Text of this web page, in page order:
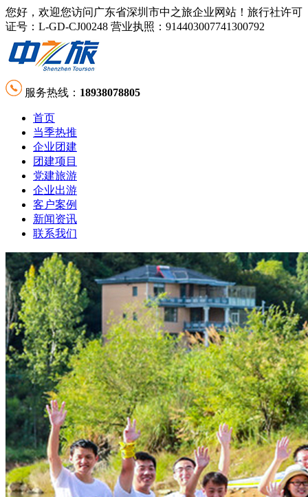
您好，欢迎您访问广东省深圳市中之旅企业网站！旅行社许可
证号：L-GD-CJ00248 营业执照：914403007741300792
服务热线： 18938078805
首页
当季热推
企业团建
团建项目
党建旅游
企业出游
客户案例
新闻资讯
联系我们